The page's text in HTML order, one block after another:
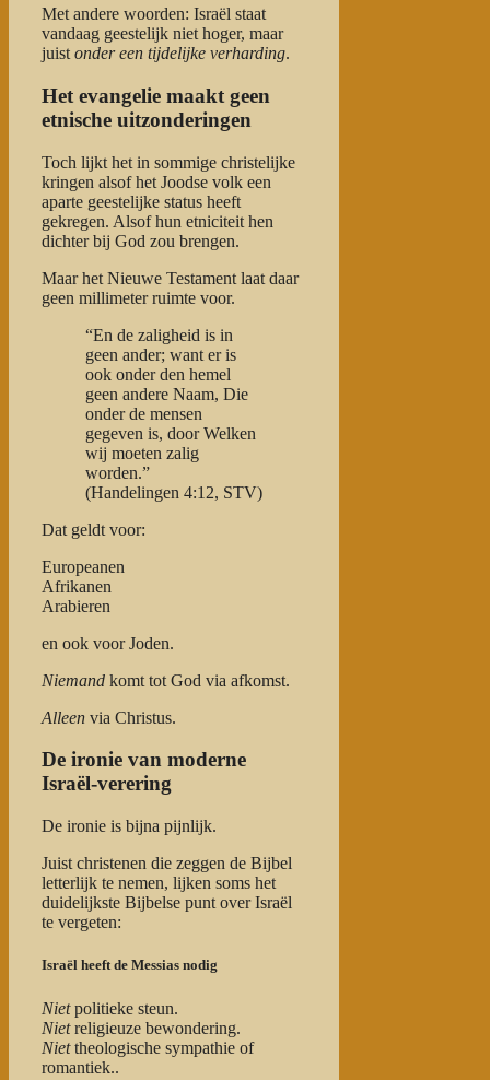
Met andere woorden: Israël staat
vandaag geestelijk niet hoger, maar
juist onder een tijdelijke verharding.
Het evangelie maakt geen
etnische uitzonderingen
Toch lijkt het in sommige christelijke
kringen alsof het Joodse volk een
aparte geestelijke status heeft
gekregen. Alsof hun etniciteit hen
dichter bij God zou brengen.
Maar het Nieuwe Testament laat daar
geen millimeter ruimte voor.
“En de zaligheid is in
geen ander; want er is
ook onder den hemel
geen andere Naam, Die
onder de mensen
gegeven is, door Welken
wij moeten zalig
worden.”
(Handelingen 4:12, STV)
Dat geldt voor:
Europeanen
Afrikanen
Arabieren
en ook voor Joden.
Niemand komt tot God via afkomst.
Alleen via Christus.
De ironie van moderne
Israël-verering
De ironie is bijna pijnlijk.
Juist christenen die zeggen de Bijbel
letterlijk te nemen, lijken soms het
duidelijkste Bijbelse punt over Israël
te vergeten:
Israël heeft de Messias nodig
Nietpolitieke steun.
Nietreligieuze bewondering.
Niettheologische sympathie of
romantiek..